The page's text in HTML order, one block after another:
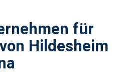
für
Hildesheim